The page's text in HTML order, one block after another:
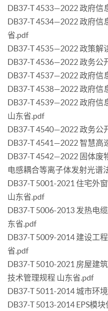
DB37-T 4533—2022 政府信
DB37-T 4534—2022 政府信
省.pdf
DB37-T 4535—2022 政策解
DB37-T 4536—2022 政务公
DB37-T 4537—2022 政府信
DB37-T 4538—2022 政府信
DB37-T 4539—2022 政府信
山东省.pdf
DB37-T 4540—2022 政务公
DB37-T 4541—2022 智慧高
DB37-T 4542—2022 固体
电感耦合等离子体发射光谱
DB37-T 5001-2021 住宅外
山东省.pdf
DB37-T 5006-2013 发热电
东省.pdf
DB37-T 5009-2014 建设工
省.pdf
DB37-T 5010-2021 房屋建
技术管理规程 山东省.pdf
DB37-T 5011-2014 城市环
DB37-T 5013-2014 EPS模